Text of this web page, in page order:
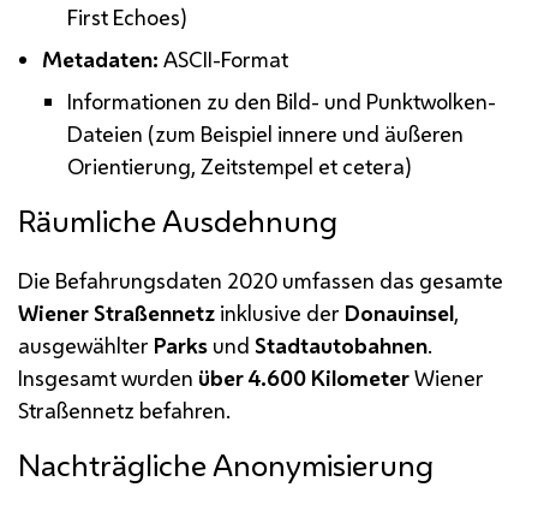
First Echoes)
Metadaten: ASCII-Format
Informationen zu den Bild- und Punktwolken-
Dateien (zum Beispiel innere und äußeren
Orientierung, Zeitstempel et cetera)
Räumliche Ausdehnung
Die Befahrungsdaten 2020 umfassen das gesamte
Wiener Straßennetz inklusive der Donauinsel,
ausgewählter Parks und Stadtautobahnen.
Insgesamt wurden über 4.600 KilometerWiener
Straßennetz befahren.
Nachträgliche Anonymisierung